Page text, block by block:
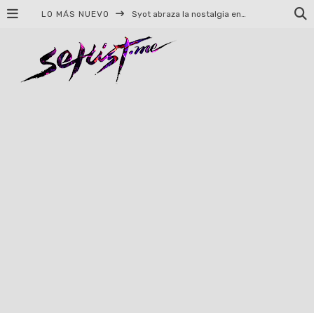
LO MÁS NUEVO Helloween celebrará 40 años de historia con conciertos en Ciudad de México y Guadalajara